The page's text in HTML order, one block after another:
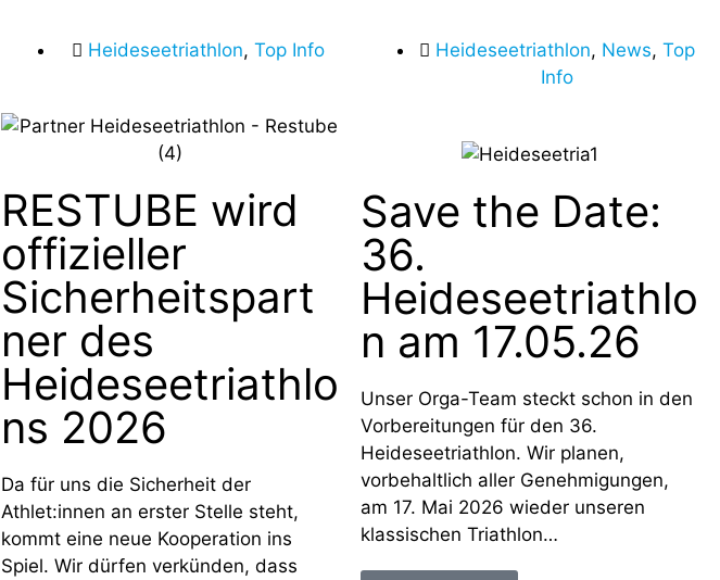
Heideseetriathlon, Top Info
RESTUBE wird
offizieller
Sicherheitspart
ner des
Heideseetriathlo
ns 2026
Da für uns die Sicherheit der
Athlet:innen an erster Stelle steht,
kommt eine neue Kooperation ins
Spiel. Wir dürfen verkünden, dass
Heideseetriathlon, News, Top
Info
Save the Date:
36.
Heideseetriathlo
n am 17.05.26
Unser Orga-Team steckt schon in den
Vorbereitungen für den 36.
Heideseetriathlon. Wir planen,
vorbehaltlich aller Genehmigungen,
am 17. Mai 2026 wieder unseren
klassischen Triathlon…